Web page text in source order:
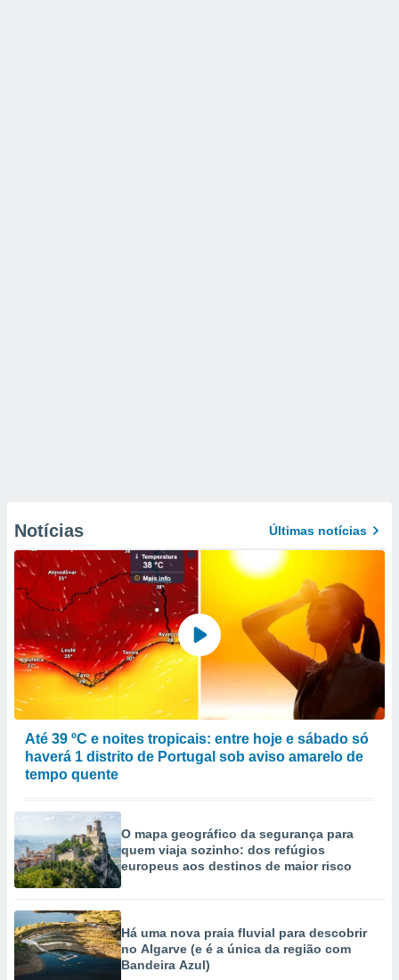
Notícias Últimas notícias
Até 39 ºC e noites tropicais: entre hoje e sábado só
haverá 1 distrito de Portugal sob aviso amarelo de
tempo quente
O mapa geográfico da segurança para
quem viaja sozinho: dos refúgios
europeus aos destinos de maior risco
Há uma nova praia fluvial para descobrir
no Algarve (e é a única da região com
Bandeira Azul)